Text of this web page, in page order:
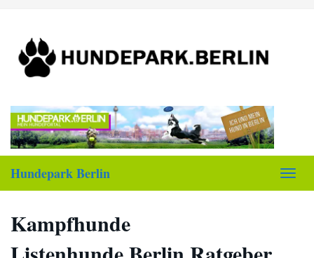
content
Hundepark Berlin
Kampfhunde